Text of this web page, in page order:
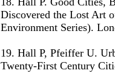
Discovered the Lost Art
Environment Series).
19. Hall P, Pfeiffer U.
Twenty-First Century